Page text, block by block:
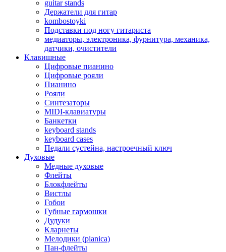
guitar stands
Держатели для гитар
kombostoyki
Подставки под ногу гитариста
медиаторы, электроника, фурнитура, механика,
датчики, очистители
Клавишные
Цифровые пианино
Цифровые рояли
Пианино
Рояли
Синтезаторы
MIDI-клавиатуры
Банкетки
keyboard stands
keyboard cases
Педали сустейна, настроечный ключ
Духовые
Медные духовые
Флейты
Блокфлейты
Вистлы
Гобои
Губные гармошки
Дудуки
Кларнеты
Мелодики (pianica)
Пан-флейты